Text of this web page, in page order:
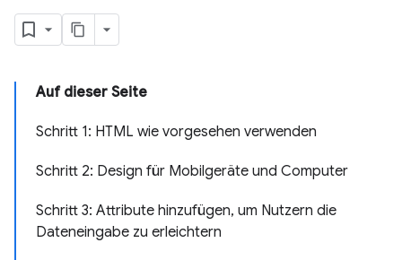
Auf dieser Seite
Schritt 1: HTML wie vorgesehen verwenden
Schritt 2: Design für Mobilgeräte und Computer
Schritt 3: Attribute hinzufügen, um Nutzern die
Dateneingabe zu erleichtern